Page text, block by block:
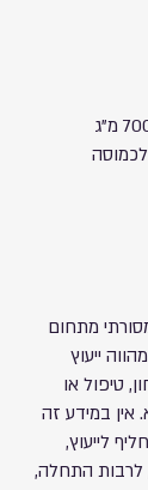
מתחום
ייעוץ
טיפול או
אין במידע זה
לייעוץ,
לרבות התחלה,